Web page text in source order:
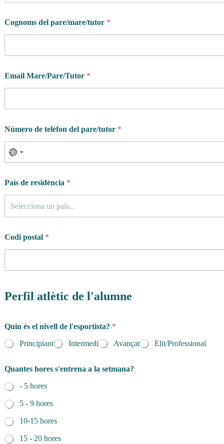
Cognoms del pare/mare/tutor *
Email Mare/Pare/Tutor *
Número de telèfon del pare/tutor *
País de residència *
Selecciona un país...
Codi postal *
Perfil atlètic de l'alumne
e
Q
a
t
s
r
Quin és el nivell de l'esportista? *
Principiant
Intermedi Avançat Elit/Professional
Quantes hores s'entrena a la setmana?
- 5 hores
5 - 9 hores
10-15 hores
15 - 20 hores